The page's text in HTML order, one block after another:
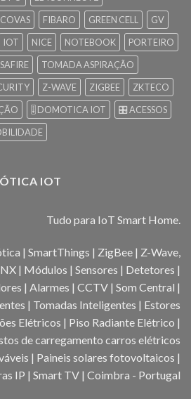
FIBARO GREEN CELL
GV
IOT NICE NOTEBOOK
PORTEIRO
SAFIRE
TOMADA ASPIRAÇÃO
Z-WAVE ZIGBEE
ZKTECO
🎚️ DOMOTICA IOT
🎛️ ACESSOS
IOT
Tudo para IoT Smart Home.
| SmartThings | ZigBee | Z-Wave,
| Módulos | Sensores | Detetores |
| Alarmes | CCTV | Som Central |
| Tomadas Inteligentes | Estores
Elétricos | Piso Radiante Elétrico |
de carregamento carros elétricos
| Paineis solares fotovoltaicos |
IP | Smart TV | Coimbra - Portugal